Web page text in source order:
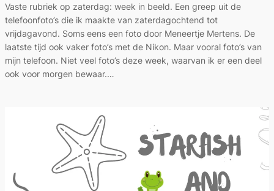
Vaste rubriek op zaterdag: week in beeld. Een greep uit de
telefoonfoto’s die ik maakte van zaterdagochtend tot
vrijdagavond. Soms eens een foto door Meneertje Mertens. De
laatste tijd ook vaker foto’s met de Nikon. Maar vooral foto’s van
mijn telefoon. Niet veel foto’s deze week, waarvan ik er een deel
ook voor morgen bewaar.…